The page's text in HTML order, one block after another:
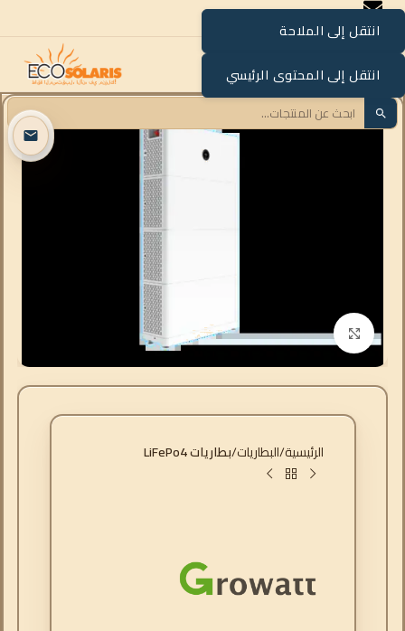
انتقل إلى الملاحة
انتقل إلى المحتوى الرئيسي
انقر للتكبير
الرئيسية البطاريات بطاريات LiFePo4